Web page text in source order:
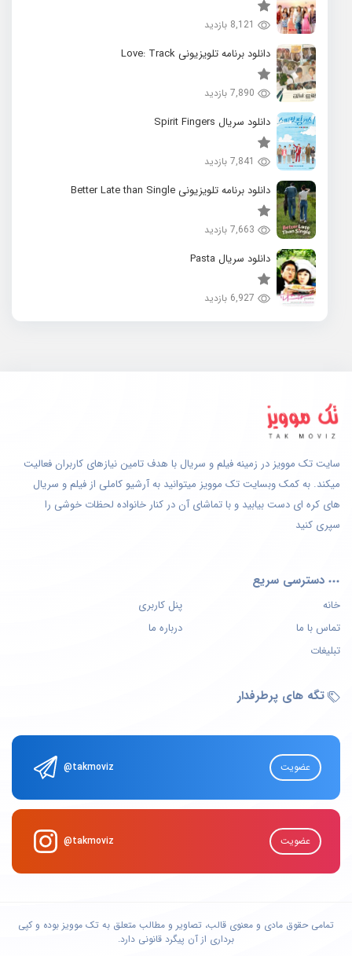
8,121 بازدید
دانلود برنامه تلویزیونی Love: Track
7,890 بازدید
دانلود سریال Spirit Fingers
7,841 بازدید
دانلود برنامه تلویزیونی Better Late than Single
7,663 بازدید
دانلود سریال Pasta
6,927 بازدید
سایت تک موویز در زمینه فیلم و سریال با هدف تامین نیازهای کاربران فعالیت
میکند. به کمک وبسایت تک موویز میتوانید به آرشیو کاملی از فیلم و سریال
های کره ای دست بیابید و با تماشای آن در کنار خانواده لحظات خوشی را
سپری کنید
دسترسی سریع
خانه
پنل کاربری
تماس با ما
درباره ما
تبلیغات
تگه های پرطرفدار
@takmoviz عضویت
@takmoviz عضویت
تمامی حقوق مادی و معنوی قالب، تصاویر و مطالب متعلق به تک موویز بوده و کپی
برداری از آن پیگرد قانونی دارد.